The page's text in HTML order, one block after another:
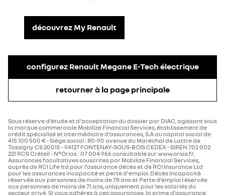
découvrez My Renault​
configurez Renault Megane E-Tech électrique
retourner à la page principale
Sous réserve d’étude et d'acceptation du dossier par DIAC, agissant sous
la marque commerciale Mobilize Financial Services, établissement de
crédit spécialisé et intermédiaire d’assurances, S.A au capital social de
415 100 500 € - Siège social : 80-90 avenue du Maréchal de Lattre de
Tassigny CS 20015 - 94127 FONTENAY-SOUS-BOIS CEDEX - SIREN 702 002
221 RCS Créteil - N°Orias : 07 004 966 consultable sur www.orias.fr.
Assurances facultatives souscrites par Mobilize Financial Services,
auprès de RCI Life ltd pour l’assurance décès et de RCI Insurance Ltd
pour les assurances incapacité et perte d'emploi. Décès Incapacité
réservée aux personnes de moins de 78 ans et Perte d’emploi réservée
aux personnes de moins de 71 ans, uniquement pour les salariés du
secteur privé. Si vous adhérez à ces assurances, la prime d’assurance